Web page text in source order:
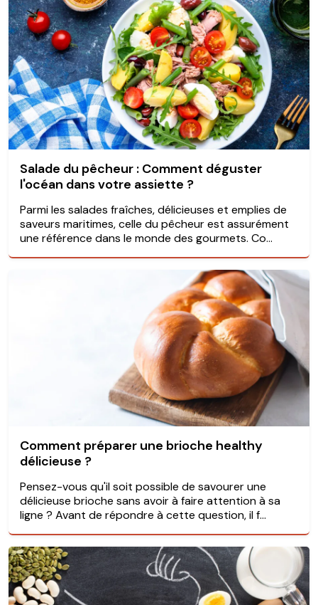
Salade du pêcheur : Comment déguster
l'océan dans votre assiette ?
Parmi les salades fraîches, délicieuses et emplies de
saveurs maritimes, celle du pêcheur est assurément
une référence dans le monde des gourmets. Co...
Comment préparer une brioche healthy
délicieuse ?
Pensez-vous qu'il soit possible de savourer une
délicieuse brioche sans avoir à faire attention à sa
ligne ? Avant de répondre à cette question, il f...